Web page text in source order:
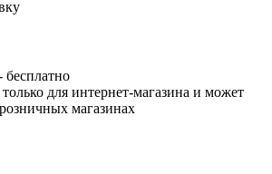
бесплатно
для интернет-магазина и может
магазинах